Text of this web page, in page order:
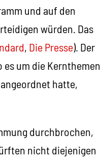
und auf den
würden. Das
, Die Presse). Der
um die Kernthemen
hatte,
durchbrochen,
nicht diejenigen